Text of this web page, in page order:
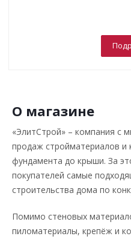
О магазине
«ЭлитСтрой» – компания с
продаж стройматериалов и
фундамента до крыши. За
покупателей самые
строительства дома по
Помимо стеновых
пиломатериалы, крепёж и